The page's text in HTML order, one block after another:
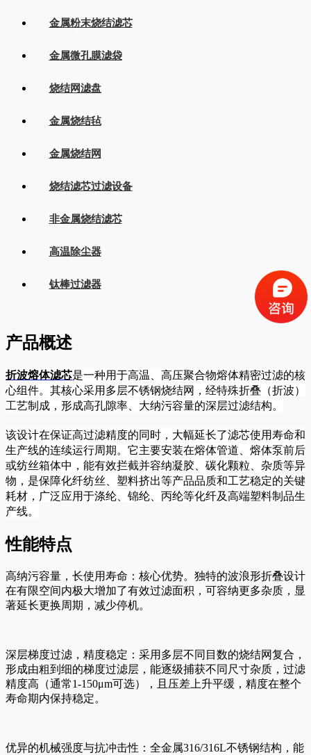
金属粉末烧结滤芯
金属微孔膜滤袋
烧结网滤盘
金属烧结毡
金属烧结网
烧结滤芯过滤设备
非金属烧结滤芯
高温除尘器
钛棒过滤器
产品概述
折波熔体滤芯是一种用于高温、高压聚合物熔体精密过滤的核
心组件。其核心采用多层不锈钢烧结网，经特殊折叠（折波）
工艺制成，形成高孔隙率、大纳污容量的深层过滤结构。
该设计在保证高过滤精度的同时，大幅延长了滤芯使用寿命和
生产线的连续运行周期。它主要安装在熔体管道、熔体泵前后
或纺丝箱体中，能有效拦截并容纳凝胶、碳化颗粒、杂质等异
物，是保障化纤纺丝、塑料挤出等产品品质和工艺稳定的关键
耗材，广泛应用于涤纶、锦纶、丙纶等化纤及高端塑料制品生
产线。
性能特点
高纳污容量，长使用寿命：核心优势。独特的波浪形折叠设计
在有限空间内极大增加了有效过滤面积，可容纳更多杂质，显
著延长更换周期，减少停机。
深层梯度过滤，精度稳定：采用多层不同目数的烧结网复合，
形成由粗到细的梯度过滤层，能逐级捕获不同尺寸杂质，过滤
精度高（通常1-150μm可选），且压差上升平缓，精度在整个
寿命期内保持稳定。
优异的机械强度与抗冲击性：全金属316/316L不锈钢结构，能